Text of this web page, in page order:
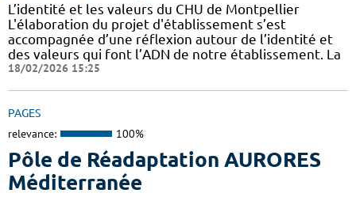
L’identité et les valeurs du CHU de Montpellier
L'élaboration du projet d'établissement s’est
accompagnée d’une réflexion autour de l’identité et
des valeurs qui font l’ADN de notre établissement. La
18/02/2026 15:25
PAGES
relevance: 100%
Pôle de Réadaptation AURORES
Méditerranée